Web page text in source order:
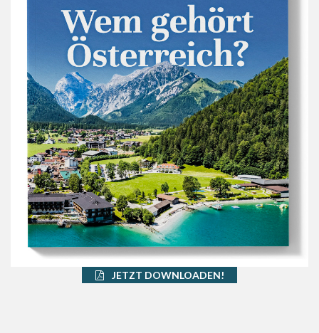
JETZT DOWNLOADEN!